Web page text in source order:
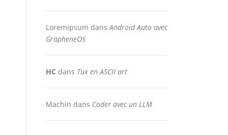
Loremipsum dansAndroid Auto avec
GrapheneOS
HC dans Tux en ASCII art
Machin dans Coder avec un LLM